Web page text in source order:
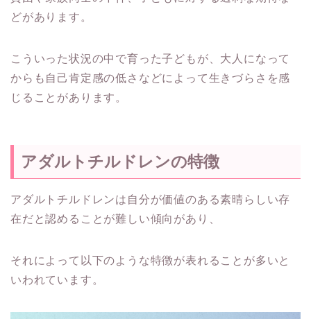
どがあります。
こういった状況の中で育った子どもが、大人になって
からも自己肯定感の低さなどによって生きづらさを感
じることがあります。
アダルトチルドレンの特徴
アダルトチルドレンは自分が価値のある素晴らしい存
在だと認めることが難しい傾向があり、
それによって以下のような特徴が表れることが多いと
いわれています。